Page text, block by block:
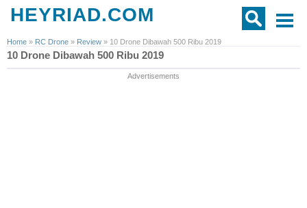
HEYRIAD.COM
Home » RC Drone » Review » 10 Drone Dibawah 500 Ribu 2019
10 Drone Dibawah 500 Ribu 2019
Advertisements